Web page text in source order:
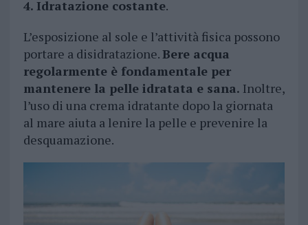
4. Idratazione costante.
L’esposizione al sole e l’attività fisica possono
portare a disidratazione.Bere acqua
regolarmente è fondamentale per
mantenere la pelle idratata e sana. Inoltre,
l’uso di una crema idratante dopo la giornata
al mare aiuta a lenire la pelle e prevenire la
desquamazione.